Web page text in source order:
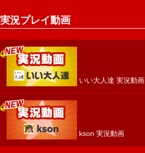
実況プレイ動画
いい大人達 実況動画
kson 実況動画